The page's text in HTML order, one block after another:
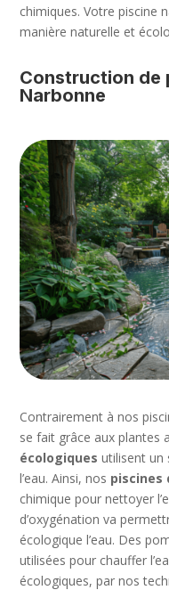
chimiques. Votre piscine
manière naturelle et
Construction de
Narbonne
Contrairement à nos
se fait grâce aux plantes
écologiques utilisent un
l’eau. Ainsi, nos piscines
chimique pour nettoyer
d’oxygénation va
écologique l’eau. Des
utilisées pour chauffer
écologiques, par nos